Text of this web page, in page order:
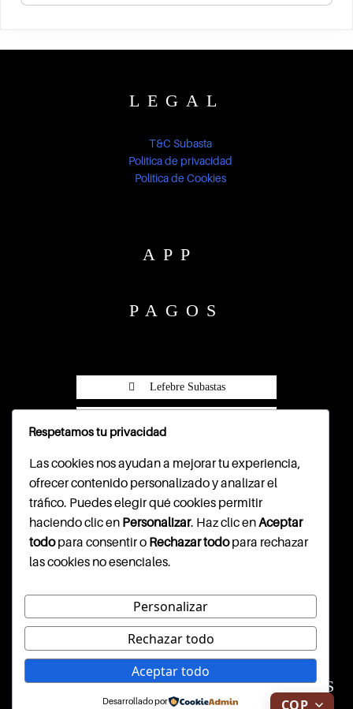
LEGAL
T&C Subasta
Politica de privacidad
Politica de Cookies
APP
PAGOS
Lefebre Subastas
CONTACTO
Cl. 79b #7-59, segundo piso
(+57) 601 - 390 - 2344
WEBSITE DISEÑADO Y
CONSTRUIDO POR INARGI SAS
Respetamos tu privacidad
Las cookies nos ayudan a mejorar tu experiencia,
ofrecer contenido personalizado y analizar el
tráfico. Puedes elegir qué cookies permitir
haciendo clic en Personalizar. Haz clic enAceptar
todopara consentir o Rechazar todopara rechazar
las cookies no esenciales.
Personalizar
Rechazar todo
Aceptar todo
Desarrollado por COP$